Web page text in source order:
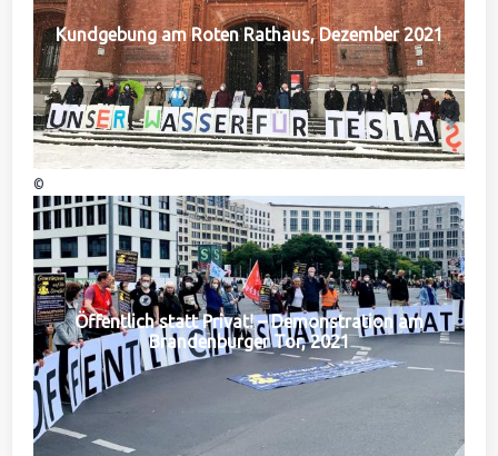
Kundgebung am Roten Rathaus, Dezember 2021
©
Öffentlich statt Privat! – Demonstration am
Brandenburger Tor, 2021